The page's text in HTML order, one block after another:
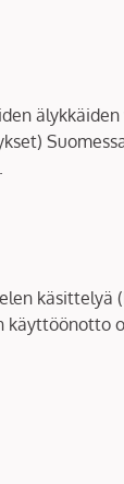
käsittelyä